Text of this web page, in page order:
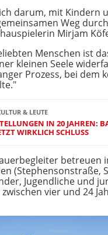
darum, mit Kindern
Weg
Mirjam
Menschen ist
kleinen Seele
Prozess, bei dem
& LEUTE
IN 20 JAHREN:
WIRKLICH SCHLUSS
betreuen
(Stephensonstraße,
Jugendliche und
vier und 24